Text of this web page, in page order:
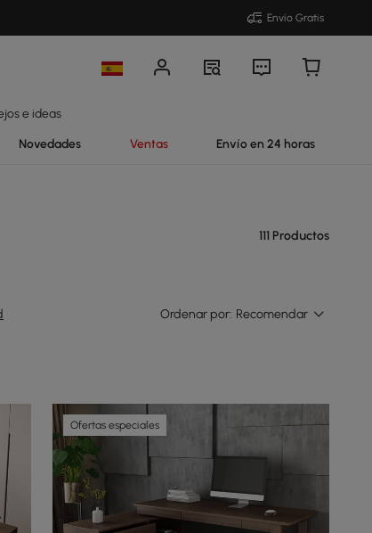
Envío Gratis
e ideas
Novedades Ventas Envío en 24 horas
111 Productos
Ordenar por: Recomendar
Ofertas especiales